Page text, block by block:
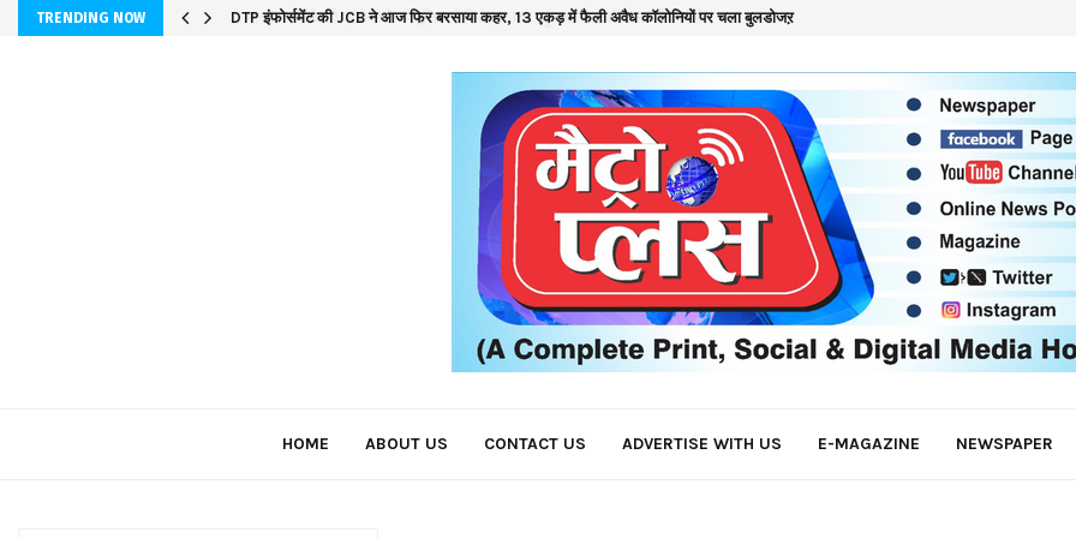
TRENDING NOW DTP इंफोर्समेंट की JCB ने आज फिर बरसाया कहर, 13 एकड़ में फैली अवैध कॉलोनियों पर चला बुलडोजऱ
HOME ABOUT US CONTACT US ADVERTISE WITH US E-MAGAZINE NEWSPAPER